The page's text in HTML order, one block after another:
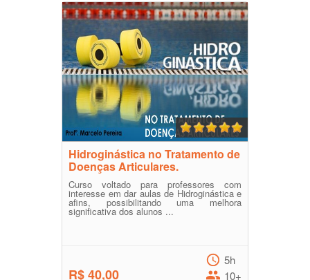
Hidroginástica no Tratamento de
Doenças Articulares.
Curso voltado para professores com
interesse em dar aulas de Hidroginástica e
afins, possibilitando uma melhora
significativa dos alunos ...
R$ 40,00
5h
10+